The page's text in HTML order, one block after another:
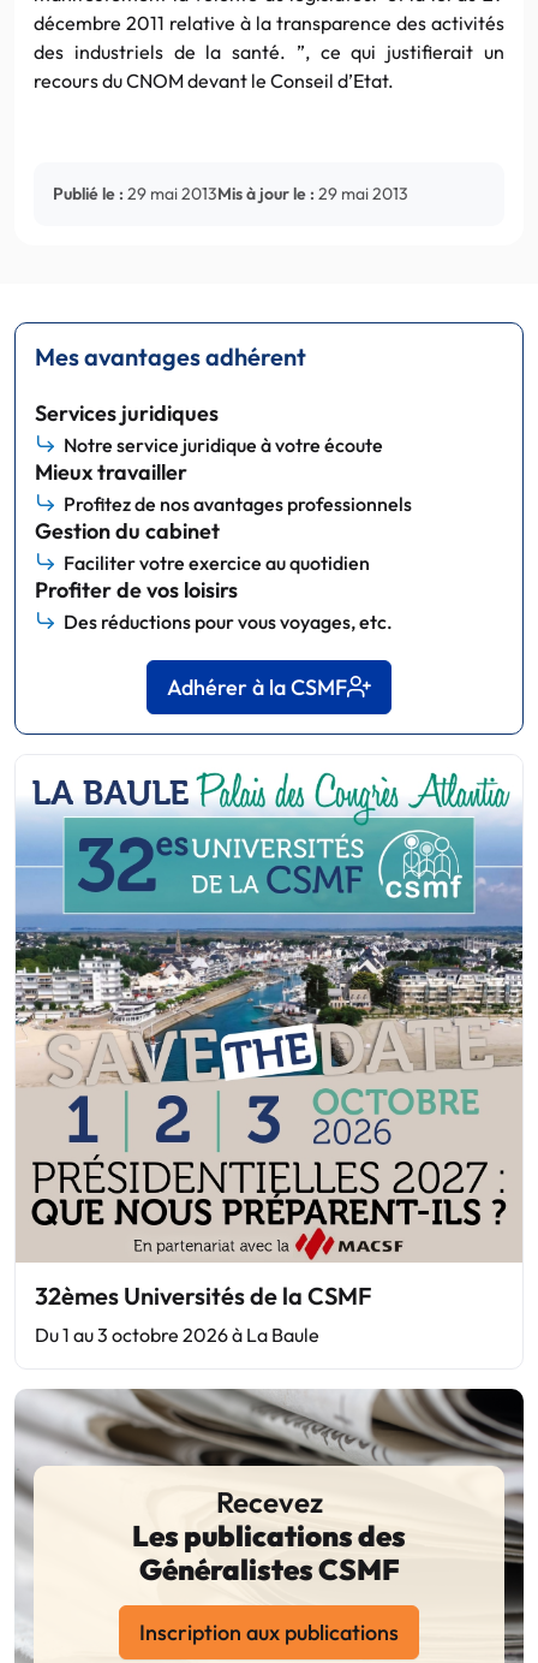
décembre 2011 relative à la transparence des activités
des industriels de la santé. ”, ce qui justifierait un
recours duCNOMdevant le Conseil d’Etat.
Publié le : 29 mai 2013Mis à jour le : 29 mai 2013
Mes avantages adhérent
Services juridiques
Notre service juridique à votre écoute
Mieux travailler
Profitez de nos avantages professionnels
Gestion du cabinet
Faciliter votre exercice au quotidien
Profiter de vos loisirs
Des réductions pour vous voyages, etc.
Adhérer à la CSMF
32èmes Universités de la CSMF
Du 1 au 3 octobre 2026 à La Baule
Recevez
Les publications des
Généralistes CSMF
Inscription aux publications